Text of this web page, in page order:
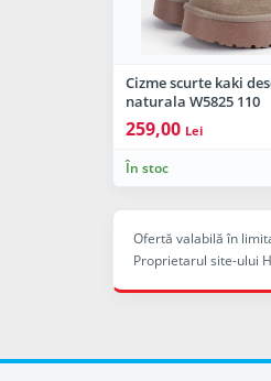
Cizme scurte kaki
naturala W5825 110
259,00 Lei
În stoc
Ofertă valabilă în
Proprietarul site-ului